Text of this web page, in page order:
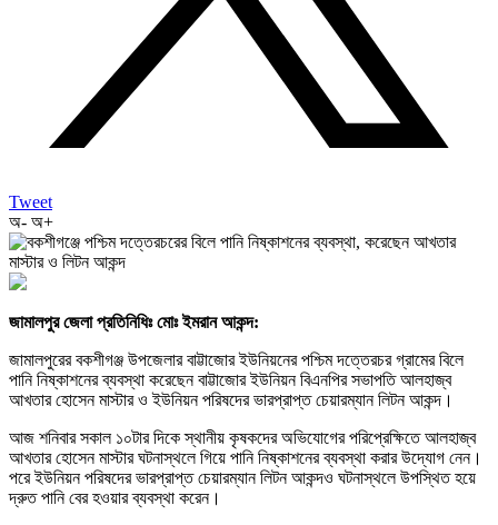
Tweet
অ- অ+
জামালপুর জেলা প্রতিনিধিঃ মোঃ ইমরান আকন্দ:
জামালপুরের বকশীগঞ্জ উপজেলার বাট্টাজোর ইউনিয়নের পশ্চিম দত্তেরচর গ্রামের বিলে
পানি নিষ্কাশনের ব্যবস্থা করেছেন বাট্টাজোর ইউনিয়ন বিএনপির সভাপতি আলহাজ্ব
আখতার হোসেন মাস্টার ও ইউনিয়ন পরিষদের ভারপ্রাপ্ত চেয়ারম্যান লিটন আকন্দ।
আজ শনিবার সকাল ১০টার দিকে স্থানীয় কৃষকদের অভিযোগের পরিপ্রেক্ষিতে আলহাজ্ব
আখতার হোসেন মাস্টার ঘটনাস্থলে গিয়ে পানি নিষ্কাশনের ব্যবস্থা করার উদ্যোগ নেন।
পরে ইউনিয়ন পরিষদের ভারপ্রাপ্ত চেয়ারম্যান লিটন আকন্দও ঘটনাস্থলে উপস্থিত হয়ে
দ্রুত পানি বের হওয়ার ব্যবস্থা করেন।